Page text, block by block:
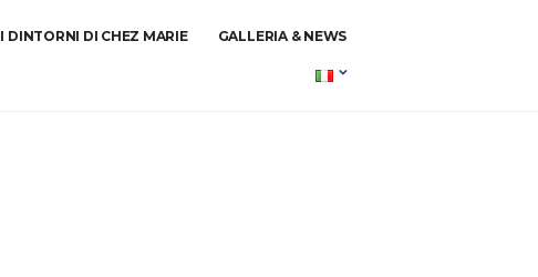
I DINTORNI DI CHEZ MARIE GALLERIA & NEWS